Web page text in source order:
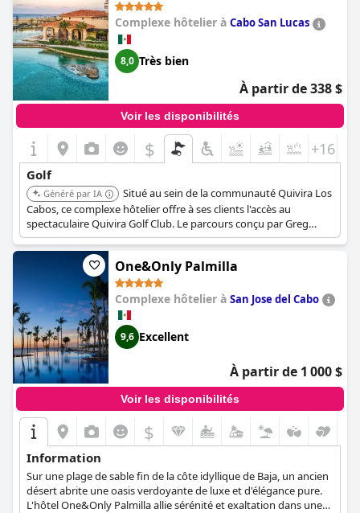
Complexe hôtelier à Cabo San Lucas
8,0 Très bien
À partir de 338 $
Voir les disponibilités
$ +16
Golf
Généré par IA
Situé au sein de la communauté Quivira Los
Cabos, ce complexe hôtelier offre à ses clients l'accès au
spectaculaire Quivira Golf Club. Le parcours conçu par Greg
Norman propose une partie stimulante et pittoresque avec vue
sur l'océan.
One&Only Palmilla
Complexe hôtelier à San Jose del Cabo
9,6 Excellent
À partir de 1 000 $
Voir les disponibilités
$
Information
Sur une plage de sable fin de la côte idyllique de Baja, un ancien
désert abrite une oasis verdoyante de luxe et d'élégance pure.
L'hôtel One&Only Palmilla allie sérénité et exaltation dans une